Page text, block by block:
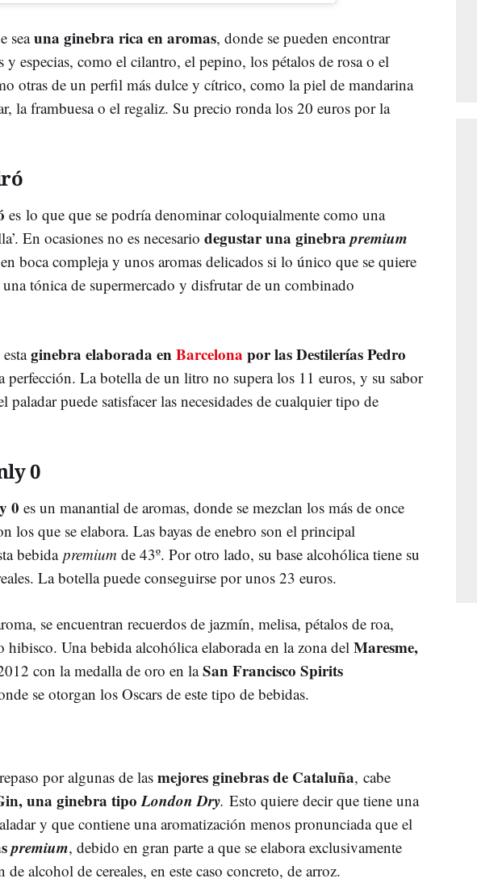
seauna ginebra rica en aromas, donde se pueden encontrar
y especias, como el cilantro, el pepino, los pétalos de rosa o el
otras de un perfil más dulce y cítrico, como la piel de mandarina
la frambuesa o el regaliz. Su precio ronda los 20 euros por la
es lo que que se podría denominar coloquialmente como una
En ocasiones no es necesario degustar una ginebrapremium
boca compleja y unos aromas delicados si lo único que se quiere
una tónica de supermercado y disfrutar de un combinado
ginebra elaborada enBarcelona por las Destilerías Pedro
perfección. La botella de un litro no supera los 11 euros, y su sabor
paladar puede satisfacer las necesidades de cualquier tipo de
0
0 es un manantial de aromas, donde se mezclan los más de once
los que se elabora. Las bayas de enebro son el principal
bebidapremium de 43º. Por otro lado, su base alcohólica tiene su
La botella puede conseguirse por unos 23 euros.
se encuentran recuerdos de jazmín, melisa, pétalos de roa,
hibisco. Una bebida alcohólica elaborada en la zona del Maresme,
con la medalla de oro en laSan Francisco Spirits
se otorgan los Oscars de este tipo de bebidas.
por algunas de lasmejores ginebras de Cataluña, cabe
una ginebra tipoLondon Dry. Esto quiere decir que tiene una
y que contiene una aromatización menos pronunciada que el
premium, debido en gran parte a que se elabora exclusivamente
de alcohol de cereales, en este caso concreto, de arroz.